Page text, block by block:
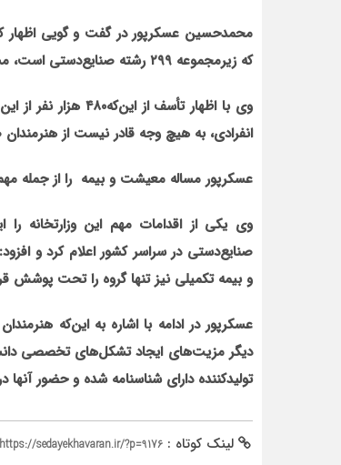
که زیرمجموعه ۲۹۹ رشته‌ صنایع‌دستی است، مشغول فعالیت‌های هنری هستند.
وی با اظهار تأسف
انفرادی، به هیچ وجه قادر نیست از
عسکرپور مساله معیشت و بیمه را از جمله
وی یکی از اقدامات مهم این
و بیمه تکمیلی نیز تنها گروه را تحت پوشش
عسکرپور در ادامه با اشاره به این‌که
دیگر مزیت‌های ایجاد تشکل‌های تخصصی
تولیدکننده دارای شناسنامه شده و حضور
لینک کوتاه : https://sedayekhavaran.ir/?p=9176